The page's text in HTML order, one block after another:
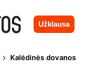
Užklausa
Kalėdinės dovanos